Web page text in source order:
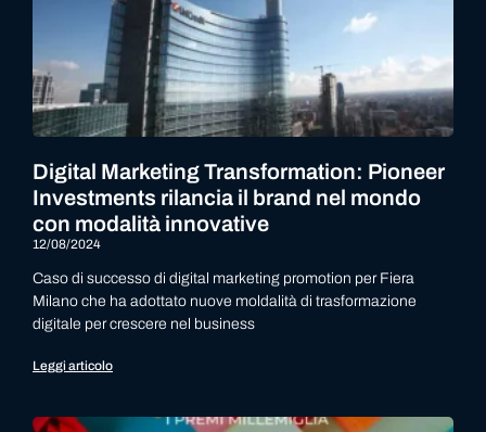
Digital Marketing Transformation: Pioneer
Investments rilancia il brand nel mondo
con modalità innovative
12/08/2024
Caso di successo di digital marketing promotion per Fiera
Milano che ha adottato nuove moldalità di trasformazione
digitale per crescere nel business
Leggi articolo